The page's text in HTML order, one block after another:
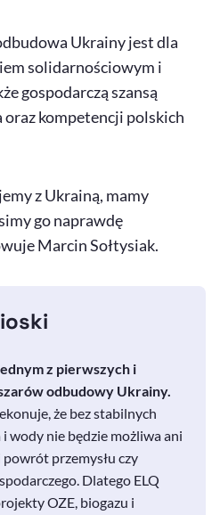
Ukrainy jest dla
solidarnościowym i
gospodarczą szansą
kompetencji polskich
z Ukrainą, mamy
go naprawdę
Marcin Sołtysiak.
z pierwszych i
odbudowy Ukrainy.
że bez stabilnych
wody nie będzie możliwa ani
przemysłu czy
Dlatego ELQ
OZE, biogazu i